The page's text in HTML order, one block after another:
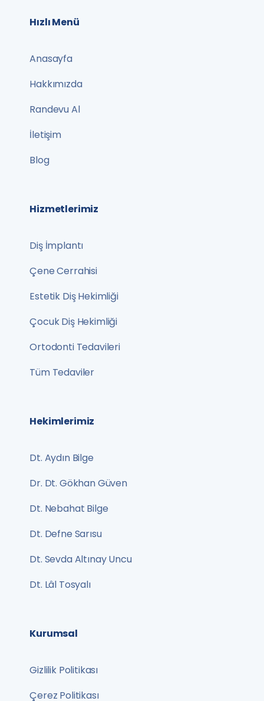
Hızlı Menü
Anasayfa
Hakkımızda
Randevu Al
İletişim
Blog
Hizmetlerimiz
Diş İmplantı
Çene Cerrahisi
Estetik Diş Hekimliği
Çocuk Diş Hekimliği
Ortodonti Tedavileri
Tüm Tedaviler
Hekimlerimiz
Dt. Aydın Bilge
Dr. Dt. Gökhan Güven
Dt. Nebahat Bilge
Dt. Defne Sarısu
Dt. Sevda Altınay Uncu
Dt. Lâl Tosyalı
Kurumsal
Gizlilik Politikası
Çerez Politikası